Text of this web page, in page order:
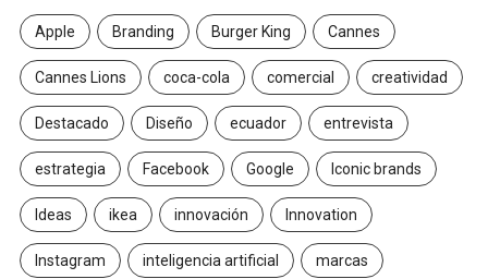
Apple Branding Burger King Cannes
Cannes Lions coca-cola comercial creatividad
Destacado Diseño ecuador entrevista
estrategia Facebook Google Iconic brands
Ideas ikea innovación Innovation
Instagram inteligencia artificial marcas